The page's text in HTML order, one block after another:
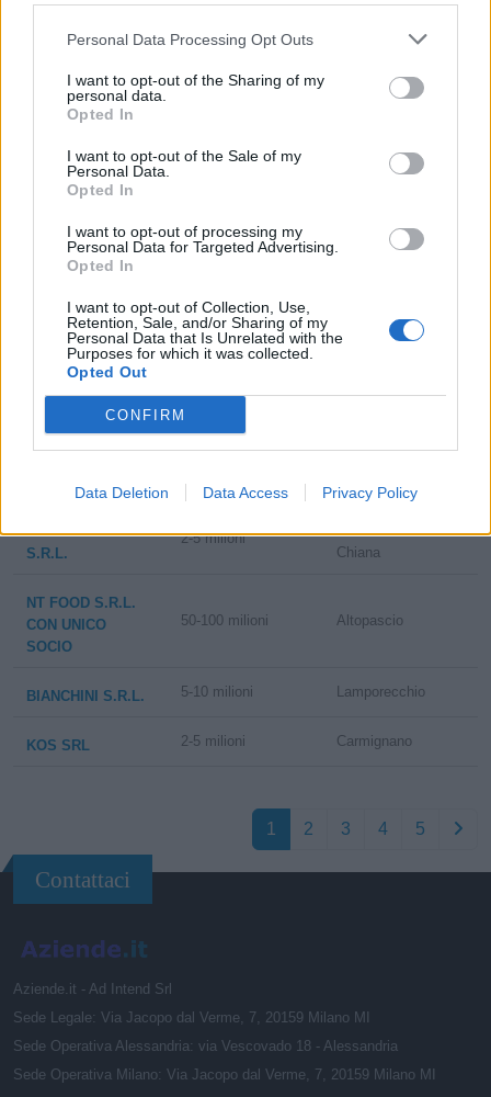
Personal Data Processing Opt Outs
I want to opt-out of the Sharing of my
personal data.
Opted In
I want to opt-out of the Sale of my
Personal Data.
Opted In
I want to opt-out of processing my
Personal Data for Targeted Advertising.
Opted In
I want to opt-out of Collection, Use,
Retention, Sale, and/or Sharing of my
Personal Data that Is Unrelated with the
Purposes for which it was collected.
Opted Out
CONFIRM
Data Deletion Data Access Privacy Policy
E RENZO
non pervenuto Bagnoli di Sopra
VOLCHEM SRL 2-5 milioni
NATUR-FARMA
SALIX S.R.L. 25-50 milioni
GAIA S.R.L. 2-5 milioni
BIOFARMA S.R.L. 100-500 milioni
DIETOPACK SRL 10-25 milioni
CAREPHARM
S.R.L.
2-5 milioni
Chiana
NT FOOD S.R.L.
CON UNICO
SOCIO
50-100 milioni Altopascio
BIANCHINI S.R.L. 5-10 milioni Lamporecchio
KOS SRL 2-5 milioni Carmignano
1 2 3 4 5
Contattaci
Aziende.it - Ad Intend Srl
Sede Legale: Via Jacopo dal Verme, 7, 20159 Milano MI
Sede Operativa Alessandria: via Vescovado 18 - Alessandria
Sede Operativa Milano: Via Jacopo dal Verme, 7, 20159 Milano MI